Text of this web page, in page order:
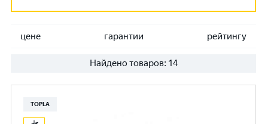
цене гарантии рейтингу
Найдено товаров: 14
TOPLA